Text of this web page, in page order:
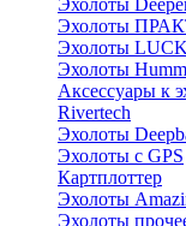
Эхолоты
Эхолоты
Эхолоты
Эхолоты
Аксессуары к
Rivertech
Эхолоты
Эхолоты с GPS
Картплоттер
Эхолоты
Эхолоты